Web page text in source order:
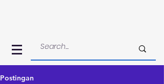
Postingan